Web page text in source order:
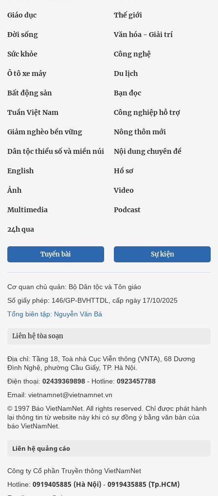
Giáo dục Thế giới
Đời sống Văn hóa - Giải trí
Sức khỏe Công nghệ
Ô tô xe máy Du lịch
Bất động sản Bạn đọc
Tuần Việt Nam Công nghiệp hỗ trợ
Giảm nghèo bền vững Nông thôn mới
Dân tộc thiểu số và miền núi Nội dung chuyên đề
English Hồ sơ
Ảnh Video
Multimedia Podcast
24h qua
Tuyến bài Sự kiện
Cơ quan chủ quản: Bộ Dân tộc và Tôn giáo
Số giấy phép: 146/GP-BVHTTDL, cấp ngày 17/10/2025
Tổng biên tập: Nguyễn Văn Bá
Liên hệ tòa soạn
Địa chỉ: Tầng 18, Toà nhà Cục Viễn thông (VNTA), 68 Dương
Đình Nghệ, phường Cầu Giấy, TP. Hà Nội.
Điện thoại: 02439369898 - Hotline: 0923457788
Email: vietnamnet@vietnamnet.vn
© 1997 Báo VietNamNet. All rights reserved. Chỉ được phát hành
lại thông tin từ website này khi có sự đồng ý bằng văn bản của
báo VietNamNet.
Liên hệ quảng cáo
Công ty Cổ phần Truyền thông VietNamNet
Hotline: 0919405885 (Hà Nội) - 0919435885 (Tp.HCM)